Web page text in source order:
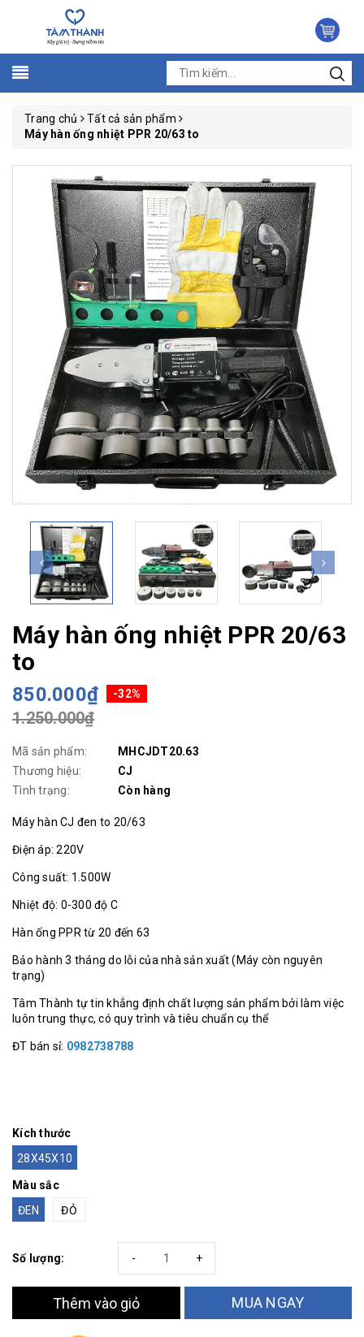
Trang chủ
Tất cả sản phẩm
Máy hàn ống nhiệt PPR 20/63 to
Máy hàn ống nhiệt PPR 20/63
to
850.000₫ -32%
1.250.000₫
Mã sản phẩm:
MHCJDT20.63
Thương hiệu:
CJ
Tình trạng:
Còn hàng
Máy hàn CJ đen to 20/63
Điện áp: 220V
Công suất: 1.500W
Nhiệt độ: 0-300 độ C
Hàn ống PPR từ 20 đến 63
Bảo hành 3 tháng do lỗi của nhà sản xuất (Máy còn nguyên
trạng)
Tâm Thành tự tin khẳng định chất lượng sản phẩm bởi làm việc
luôn trung thực, có quy trình và tiêu chuẩn cụ thể
ĐT bán sỉ: 0982738788
Kích thước
28X45X10
Màu sắc
ĐEN
ĐỎ
Số lượng: +
-
Thêm vào giỏ MUA NGAY